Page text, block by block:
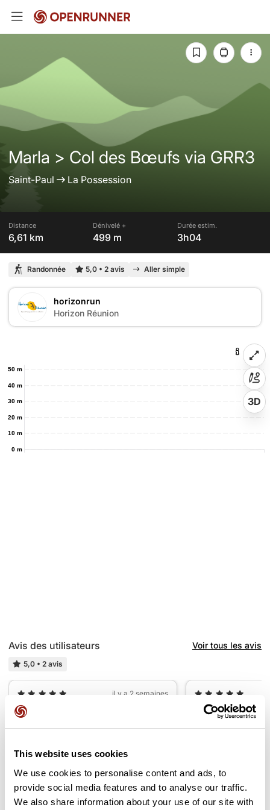
This website uses cookies
We use cookies to personalise content and ads, to
provide social media features and to analyse our traffic.
We also share information about your use of our site with
Marla > Col des Bœufs via GRR3
Saint-Paul La Possession
Distance
6,61 km
Dénivelé +
499 m
Durée estim.
3h04
Randonnée 5,0 • 2 avis Aller simple
horizonrun
Horizon Réunion
0 m
10 m
20 m
30 m
40 m
50 m
3D
Avis des utilisateurs Voir tous les avis
5,0 • 2 avis
il y a 2 semaines
Trés beau parcours Magnifique
Ajouter un avis